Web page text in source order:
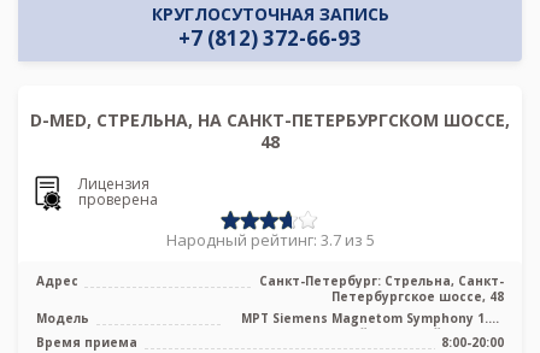
КРУГЛОСУТОЧНАЯ ЗАПИСЬ
+7 (812) 372-66-93
D-MED, СТРЕЛЬНА, НА САНКТ-ПЕТЕРБУРГСКОМ ШОССЕ,
48
Лицензия
проверена
Народный рейтинг: 3.7 из 5
Адрес
Санкт-Петербург: Стрельна, Санкт-
Петербургское шоссе, 48
Модель
МРТ Siemens Magnetom Symphony 1.5Т
высокопольный закрытый тип, УЗИ
Время приема
8:00-20:00